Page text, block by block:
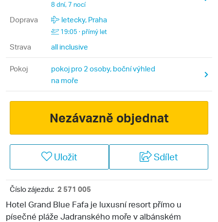
8 dní, 7 nocí
Doprava letecky, Praha
19:05 · přímý let
Strava all inclusive
Pokoj
pokoj pro 2 osoby, boční výhled
na moře
Nezávazně objednat
Uložit Sdílet
Číslo zájezdu: 2 571 005
Hotel Grand Blue Fafa je luxusní resort přímo u
písečné pláže Jadranského moře v albánském